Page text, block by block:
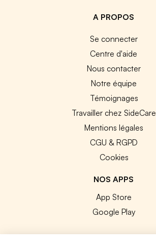
A PROPOS
Se connecter
Centre d'aide
Nous contacter
Notre équipe
Témoignages
Travailler chez SideCare
Mentions légales
CGU & RGPD
Cookies
NOS APPS
App Store
Google Play